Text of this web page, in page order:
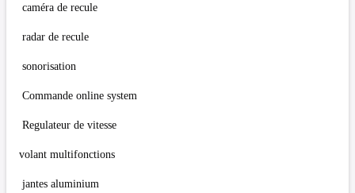
caméra de recule
radar de recule
sonorisation
Commande online system
Regulateur de vitesse
volant multifonctions
jantes aluminium